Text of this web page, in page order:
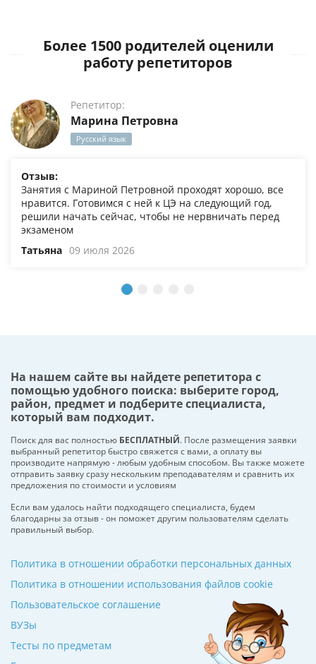
Более 1500 родителей оценили
работу репетиторов
Репетитор:
Марина Петровна
Русский язык
Отзыв:
Занятия с Мариной Петровной проходят хорошо, все
нравится. Готовимся с ней к ЦЭ на следующий год,
решили начать сейчас, чтобы не нервничать перед
экзаменом
Татьяна 09 июля 2026
На нашем сайте вы найдете репетитора с
помощью удобного поиска: выберите город,
район, предмет и подберите специалиста,
который вам подходит.
Поиск для вас полностью БЕСПЛАТНЫЙ. После размещения заявки
выбранный репетитор быстро свяжется с вами, а оплату вы
производите напрямую - любым удобным способом. Вы также можете
отправить заявку сразу нескольким преподавателям и сравнить их
предложения по стоимости и условиям
Если вам удалось найти подходящего специалиста, будем
благодарны за отзыв - он поможет другим пользователям сделать
правильный выбор.
ВУЗы
Тесты по предметам
Политика в отношении обработки персональных данных
Политика в отношении использования файлов cookie
Пользовательское соглашение